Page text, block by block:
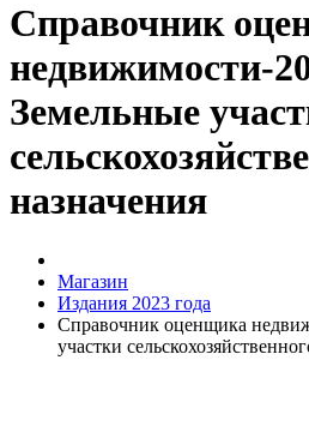
Справочник
недвижимости-
Земельные
назначения
Магазин
Издания 2023 года
Справочник оценщика
участки